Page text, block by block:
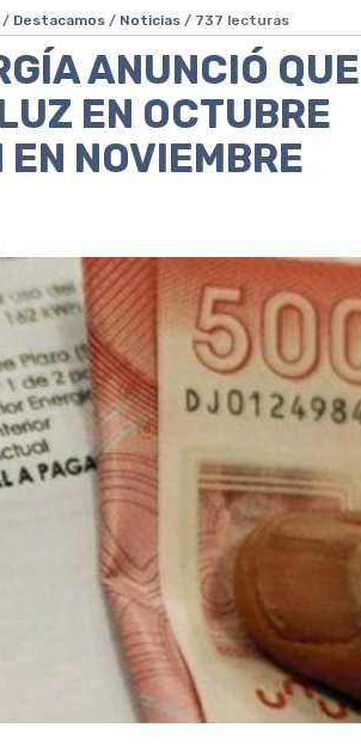
/ Destacamos / Noticias / 737 lecturas
ANUNCIÓ QUE
EN OCTUBRE
NOVIEMBRE